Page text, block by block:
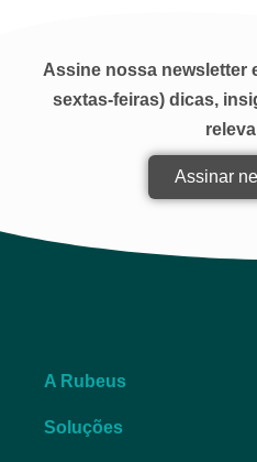
Assine nossa newsletter
sextas-feiras) dicas,
Assinar
A Rubeus
Soluções